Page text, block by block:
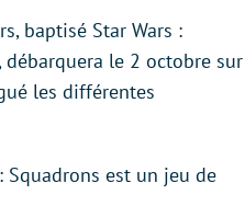
baptisé Star Wars :
le 2 octobre sur
les différentes
Squadrons est un jeu de